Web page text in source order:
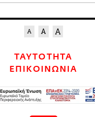
ΤΑΥΤΟΤΗΤΑ
ΕΠΙΚΟΙΝΩΝΙΑ